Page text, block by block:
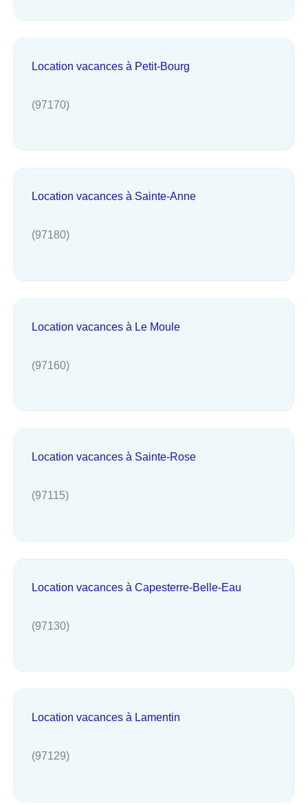
Location vacances à Petit-Bourg
(97170)
Location vacances à Sainte-Anne
(97180)
Location vacances à Le Moule
(97160)
Location vacances à Sainte-Rose
(97115)
Location vacances à Capesterre-Belle-Eau
(97130)
Location vacances à Lamentin
(97129)